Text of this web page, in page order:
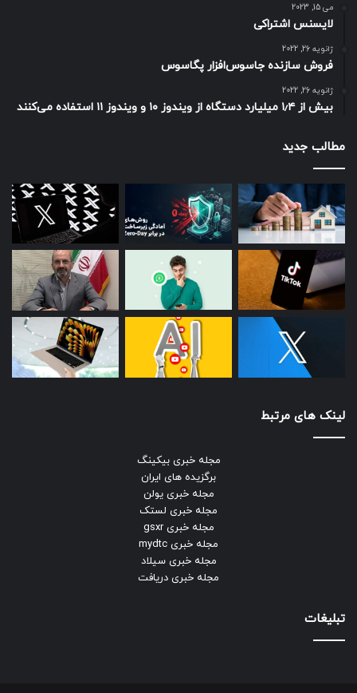
می 15, 2023
لایسنس اشتراکی
ژانویه 26, 2022
فروش سازنده جاسوس‌افزار پگاسوس
ژانویه 26, 2022
بیش از ۱٫۴ میلیارد دستگاه از ویندوز ۱۰ و ویندوز ۱۱ استفاده می‌کنند
مطالب جدید
لینک های مرتبط
مجله خبری بیکینگ
برگزیده های ایران
مجله خبری یولن
مجله خبری لستک
مجله خبری gsxr
مجله خبری mydtc
مجله خبری سیلاد
مجله خبری دریافت
تبلیغات